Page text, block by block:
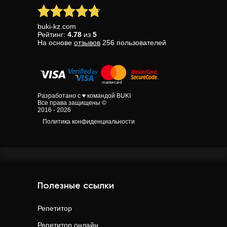
buki-kz.com
Рейтинг: 4.78 из 5
На основе отзывов 256 пользователей
Разработано с ♥ командой BUKI
Все права защищены ©
2016 - 2026
Политика конфиденциальности
Полезные ссылки
Репетитор
Репетитор онлайн